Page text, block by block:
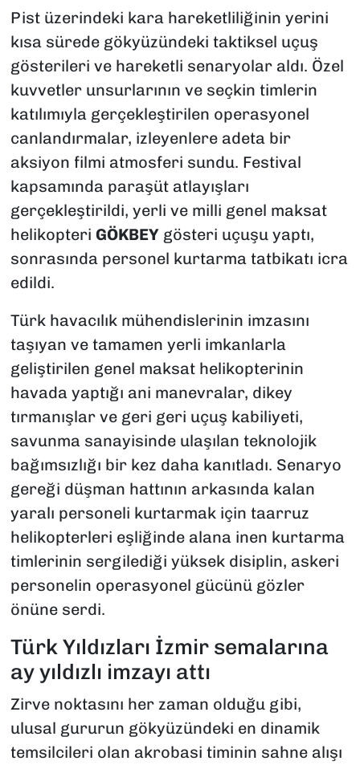
Pist üzerindeki kara hareketliliğinin yerini
kısa sürede gökyüzündeki taktiksel uçuş
gösterileri ve hareketli senaryolar aldı. Özel
kuvvetler unsurlarının ve seçkin timlerin
katılımıyla gerçekleştirilen operasyonel
canlandırmalar, izleyenlere adeta bir
aksiyon filmi atmosferi sundu. Festival
kapsamında paraşüt atlayışları
gerçekleştirildi, yerli ve milli genel maksat
helikopteri GÖKBEYgösteri uçuşu yaptı,
sonrasında personel kurtarma tatbikatı icra
edildi.
Türk havacılık mühendislerinin imzasını
taşıyan ve tamamen yerli imkanlarla
geliştirilen genel maksat helikopterinin
havada yaptığı ani manevralar, dikey
tırmanışlar ve geri geri uçuş kabiliyeti,
savunma sanayisinde ulaşılan teknolojik
bağımsızlığı bir kez daha kanıtladı. Senaryo
gereği düşman hattının arkasında kalan
yaralı personeli kurtarmak için taarruz
helikopterleri eşliğinde alana inen kurtarma
timlerinin sergilediği yüksek disiplin, askeri
personelin operasyonel gücünü gözler
önüne serdi.
Türk Yıldızları İzmir semalarına
ay yıldızlı imzayı attı
Zirve noktasını her zaman olduğu gibi,
ulusal gururun gökyüzündeki en dinamik
temsilcileri olan akrobasi timinin sahne alışı